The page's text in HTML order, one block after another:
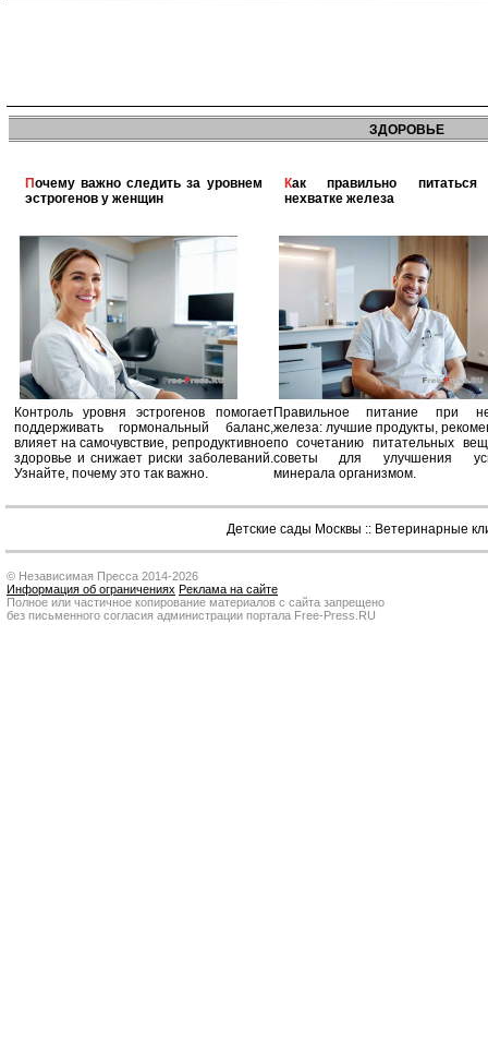
ЗДОРОВЬЕ
Почему важно следить за уровнем
эстрогенов у женщин
Контроль уровня эстрогенов помогает
поддерживать гормональный баланс,
влияет на самочувствие, репродуктивное
здоровье и снижает риски заболеваний.
Узнайте, почему это так важно.
Как правильно питаться при
нехватке железа
Правильное питание при
железа: лучшие продукты,
по сочетанию питательных
советы для улучшения
минерала организмом.
Детские сады Москвы :: Ветеринарные
© Независимая Пресса 2014-2026
Информация об ограничениях Реклама на сайте
Полное или частичное копирование материалов с сайта запрещено
без письменного согласия администрации портала Free-Press.RU